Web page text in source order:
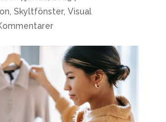
Skyltfönster, Visual